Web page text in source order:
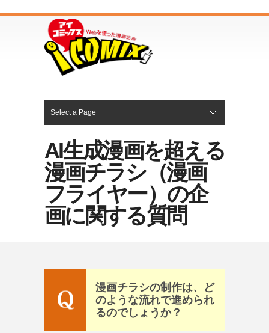
Select a Page
AI生成漫画を超える
漫画チラシ（漫画
フライヤー）の企
画に関する質問
漫画チラシの制作は、ど
のような流れで進められ
るのでしょうか？